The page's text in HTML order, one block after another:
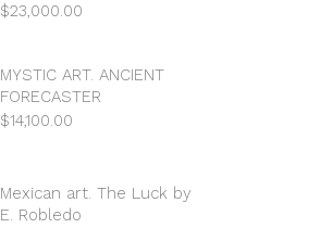
$23,000.00
MYSTIC ART. ANCIENT
FORECASTER
$14,100.00
Mexican art. The Luck by
E. Robledo